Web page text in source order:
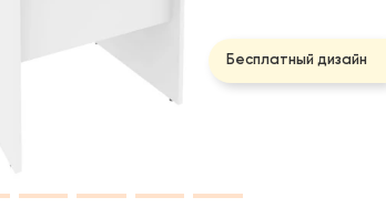
Бесплатный дизайн